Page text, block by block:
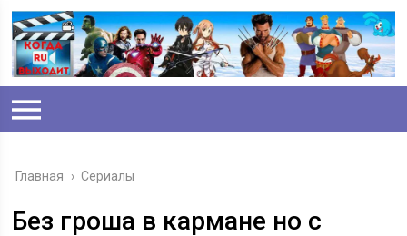
Главная › Сериалы
Без гроша в кармане но с